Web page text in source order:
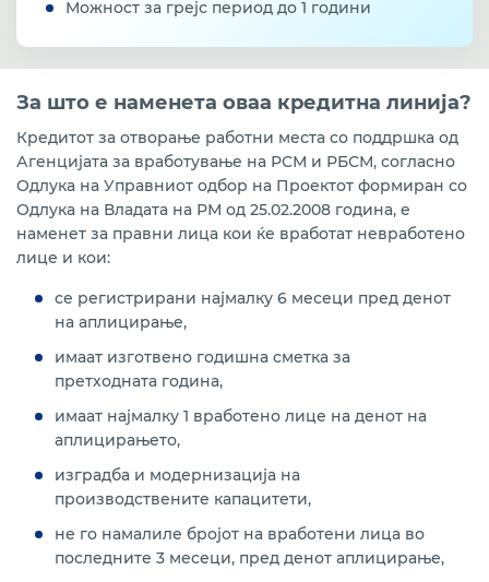
во програмата за кредитирање на МСП и средно
(закрепнување од КОВИД-19)
Кредитно-гарантна шема од Гарантен фонд преку
Развојна Банка на Северна Македонија (РБСМ)
Програма за одржливо рестартирање на МСП
финансирана од ЕБОР со бесплатна техничка
поддршка и исплата на 15 % грант финансиски
поддржан од донаторите Норвешка, Луксембург и
САД
од компании кои ја реинвестираат добивката
реализирана со РБСМ
Kредитна линија ЕИБ VII- кредитирање на МСП,
средно пазарно капитализирани претпријатија и
Можност за грејс период до 1 години
За што е наменета оваа кредитна линија?
Кредитот за отворање работни места со поддршка од
Агенцијата за вработување на РСМ и РБСМ, согласно
Одлука на Управниот одбор на Проектот формиран со
Одлука на Владата на РМ од 25.02.2008 година, е
наменет за правни лица кои ќе вработат невработено
лице и кои:
се регистрирани најмалку 6 месеци пред денот
на аплицирање,
имаат изготвено годишна сметка за
претходната година,
имаат најмалку 1 вработено лице на денот на
аплицирањето,
изградба и модернизација на
производствените капацитети,
не го намалиле бројот на вработени лица во
последните 3 месеци, пред денот аплицирање,